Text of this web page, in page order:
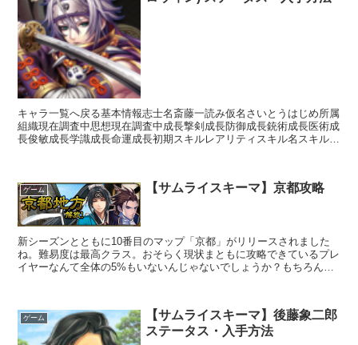
キャラ一覧へ戻る基本情報志士名斎藤一読み仮名さいとうはじめ所属
組織現在調査中思想現在調査中成長撃剣成長防御成長銃術成長医術成
長俊敏成長学識成長命運成長初期スキルレアリティスキル名スキル効
ゲーム 【サムライスキーマ】京都攻略
新シーズンとともに10番目のマップ「京都」がリリースされました
ね。難易度は最高クラス。おそらく現状まともに攻略できているプレ
イヤーなんて全体の5%もいないんじゃないでしょうか？もちろん私
ゲーム
【サムライスキーマ】後藤象二郎
ステータス・入手方法